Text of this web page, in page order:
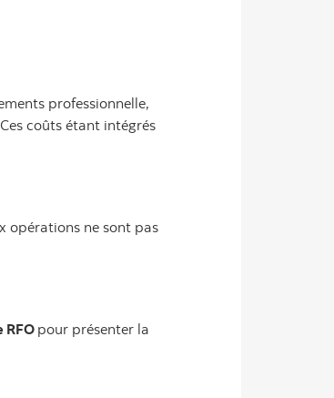
professionnelle,
coûts étant intégrés
opérations ne sont pas
RFOpour présenter la